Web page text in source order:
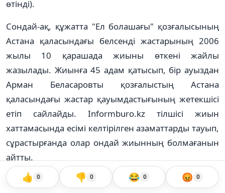
өтінді).
Сондай-ақ, құжатта "Ел болашағы" қозғалысының
Астана қаласындағы белсенді жастарының 2006
жылы 10 қарашада жиыны өткені жайлы
жазылады. Жиынға 45 адам қатысып, бір ауыздан
Арман Беласаровты қозғалыстың Астана
қаласындағы жастар қауымдастығының жетекшісі
етіп сайлайды. Іnformburo.kz тілшісі жиын
хаттамасында есімі келтірілген азаматтарды тауып,
сұрастырғанда олар ондай жиынның болмағанын
айтты.
👍 0 👎 0 😂 0 😡 0